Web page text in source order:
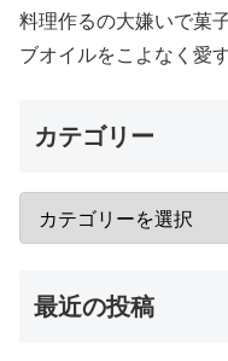
料理作るの大嫌いで菓
ブオイルをこよなく愛
カテゴリー
最近の投稿